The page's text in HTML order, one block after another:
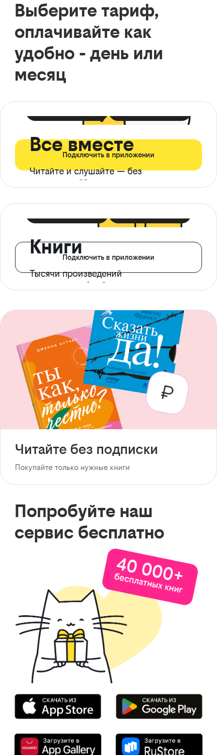
Выберите тариф,
оплачивайте как
удобно - день или
месяц
Все вместе
Читайте и слушайте — без
ограничений*
Подключить в приложении
Книги
Тысячи произведений
с доступом офлайн
Подключить в приложении
Читайте без подписки
Покупайте только нужные книги
Попробуйте наш
сервис бесплатно